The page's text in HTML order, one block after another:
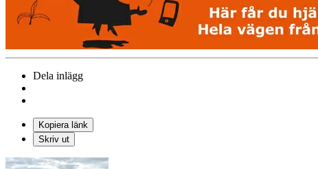
Dela inlägg
Kopiera länk
Skriv ut